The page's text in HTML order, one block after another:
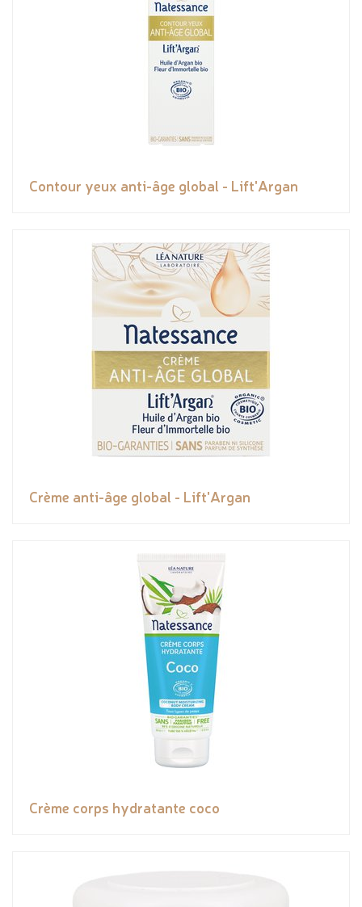
Contour yeux anti-âge global - Lift'Argan
Crème anti-âge global - Lift'Argan
Crème corps hydratante coco